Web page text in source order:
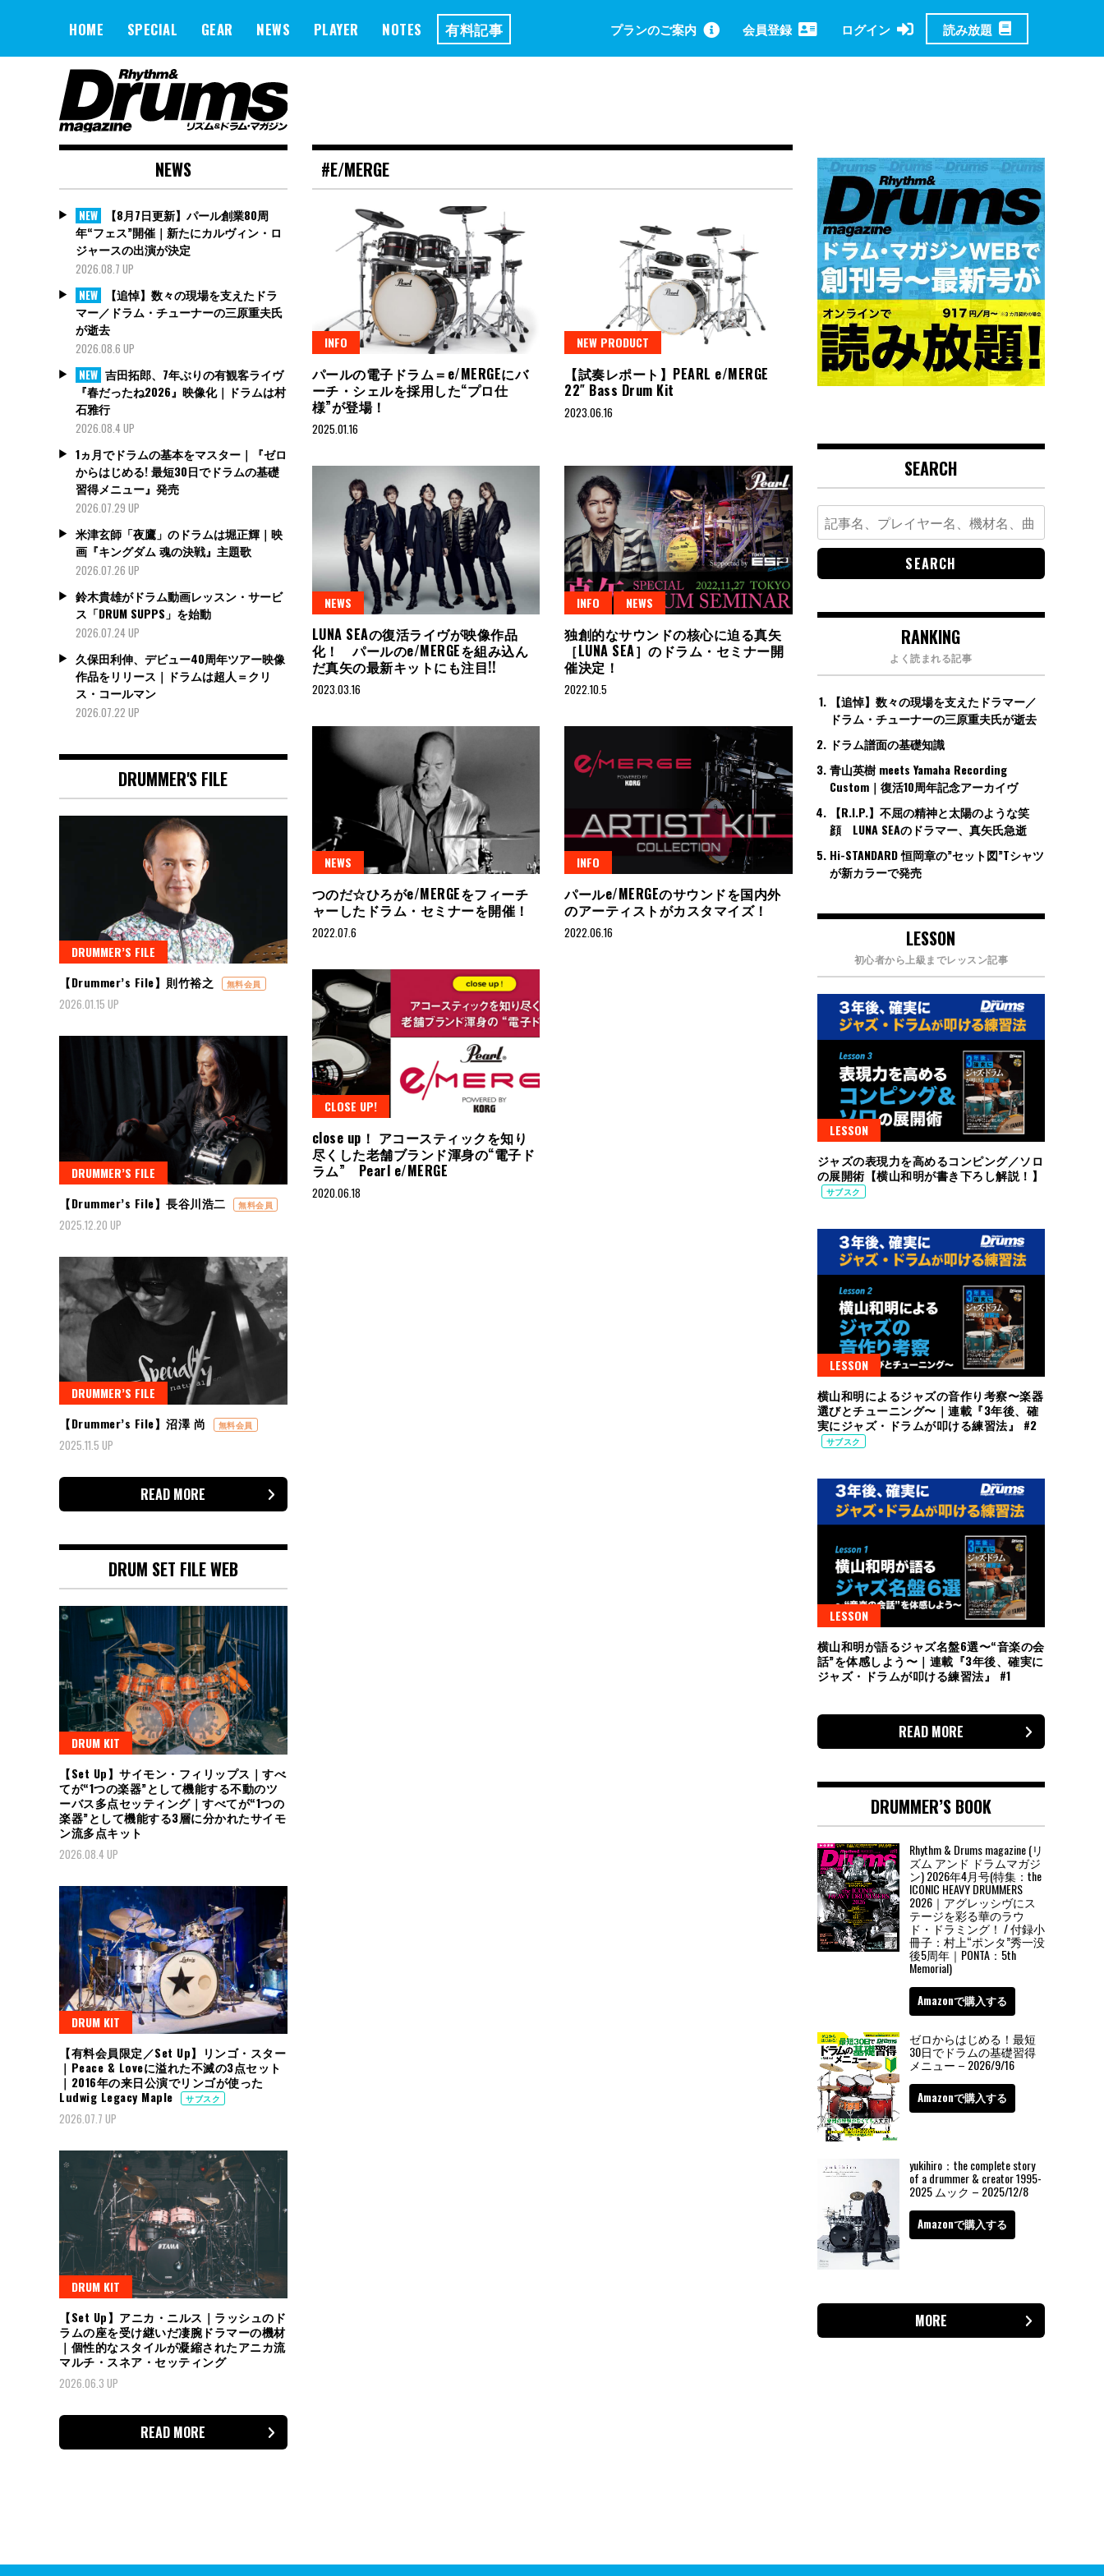
HOME SPECIAL GEAR NEWS PLAYER NOTES 有料記事 プランのご案内 会員登録 ログイン 読み放題
#E/MERGE
INFO
パールの電子ドラム＝e/MERGEにバ
ーチ・シェルを採用した“プロ仕
様”が登場！
2025.01.16
NEW PRODUCT
【試奏レポート】PEARL e/MERGE
22″ Bass Drum Kit
2023.06.16
NEWS
LUNA SEAの復活ライヴが映像作品
化！ パールのe/MERGEを組み込ん
だ真矢の最新キットにも注目!!
2023.03.16
INFO NEWS
独創的なサウンドの核心に迫る真矢
［LUNA SEA］のドラム・セミナー開
催決定！
2022.10.5
NEWS
つのだ☆ひろがe/MERGEをフィーチ
ャーしたドラム・セミナーを開催！
2022.07.6
INFO
パールe/MERGEのサウンドを国内外
のアーティストがカスタマイズ！
2022.06.16
CLOSE UP!
close up！ アコースティックを知り
尽くした老舗ブランド渾身の“電子ド
ラム” Pearl e/MERGE
2020.06.18
NEWS
NEW
【8月7日更新】パール創業80周
年“フェス”開催｜新たにカルヴィン・ロ
ジャースの出演が決定
2026.08.7 UP
NEW
【追悼】数々の現場を支えたドラ
マー／ドラム・チューナーの三原重夫氏
が逝去
2026.08.6 UP
NEW 吉田拓郎、7年ぶりの有観客ライヴ
『春だったね2026』映像化｜ドラムは村
石雅行
2026.08.4 UP
1ヵ月でドラムの基本をマスター｜『ゼロ
からはじめる! 最短30日でドラムの基礎
習得メニュー』発売
2026.07.29 UP
米津玄師「夜鷹」のドラムは堀正輝｜映
画『キングダム 魂の決戦』主題歌
2026.07.26 UP
鈴木貴雄がドラム動画レッスン・サービ
ス「DRUM SUPPS」を始動
2026.07.24 UP
久保田利伸、デビュー40周年ツアー映像
作品をリリース｜ドラムは超人＝クリ
ス・コールマン
2026.07.22 UP
DRUMMER'S FILE
DRUMMER’S FILE
【Drummer’s File】則竹裕之
無料会員
2026.01.15 UP
DRUMMER’S FILE
【Drummer’s File】長谷川浩二
無料会員
2025.12.20 UP
DRUMMER’S FILE
【Drummer’s File】沼澤 尚
無料会員
2025.11.5 UP
READ MORE
DRUM SET FILE WEB
DRUM KIT
【Set Up】サイモン・フィリップス｜すべ
てが“1つの楽器”として機能する不動のツ
ーバス多点セッティング｜すべてが“1つの
楽器”として機能する3層に分かれたサイモ
ン流多点キット
2026.08.4 UP
DRUM KIT
【有料会員限定／Set Up】リンゴ・スター
｜Peace & Loveに溢れた不滅の3点セット
｜2016年の来日公演でリンゴが使った
Ludwig Legacy Maple
サブスク
2026.07.7 UP
DRUM KIT
【Set Up】アニカ・ニルス｜ラッシュのド
ラムの座を受け継いだ凄腕ドラマーの機材
｜個性的なスタイルが凝縮されたアニカ流
マルチ・スネア・セッティング
2026.06.3 UP
READ MORE
SEARCH
Search
for:
RANKING
よく読まれる記事
【追悼】数々の現場を支えたドラマー／
ドラム・チューナーの三原重夫氏が逝去
ドラム譜面の基礎知識
青山英樹 meets Yamaha Recording
Custom｜復活10周年記念アーカイヴ
【R.I.P.】不屈の精神と太陽のような笑
顔 LUNA SEAのドラマー、真矢氏急逝
Hi-STANDARD 恒岡章の”セット図”Tシャツ
が新カラーで発売
LESSON
初心者から上級までレッスン記事
LESSON
ジャズの表現力を高めるコンピング／ソロ
の展開術【横山和明が書き下ろし解説！】
サブスク
LESSON
横山和明によるジャズの音作り考察〜楽器
選びとチューニング〜｜連載『3年後、確
実にジャズ・ドラムが叩ける練習法』 #2
サブスク
LESSON
横山和明が語るジャズ名盤6選〜“音楽の会
話”を体感しよう〜｜連載『3年後、確実に
ジャズ・ドラムが叩ける練習法』 #1
READ MORE
DRUMMER’S BOOK
Rhythm & Drums magazine (リ
ズム アンド ドラムマガジ
ン) 2026年4月号(特集：the
ICONIC HEAVY DRUMMERS
2026｜アグレッシヴにス
テージを彩る華のラウ
ド・ドラミング！ / 付録小
冊子：村上“ポンタ”秀一没
後5周年｜PONTA：5th
Memorial)
Amazonで購入する
ゼロからはじめる！最短
30日でドラムの基礎習得
メニュー – 2026/9/16
Amazonで購入する
yukihiro：the complete story
of a drummer & creator 1995-
2025 ムック – 2025/12/8
Amazonで購入する
MORE